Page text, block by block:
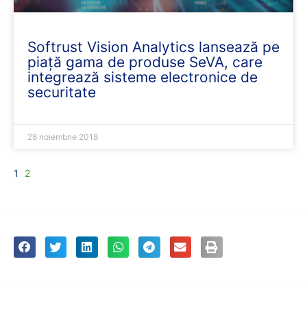
Softrust Vision Analytics lansează pe
piață gama de produse SeVA, care
integrează sisteme electronice de
securitate
28 noiembrie 2018
1 2